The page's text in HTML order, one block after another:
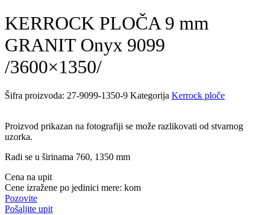
KERROCK PLOČA 9 mm
GRANIT Onyx 9099
/3600×1350/
Šifra proizvoda: 27-9099-1350-9 Kategorija Kerrock ploče
Proizvod prikazan na fotografiji se može razlikovati od stvarnog
uzorka.
Radi se u širinama 760, 1350 mm
Cena na upit
Cene izražene po jedinici mere: kom
Pozovite
Pošaljite upit